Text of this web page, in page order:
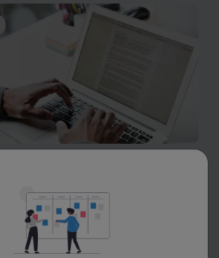
Ne İşe Yarıyor?
yazı için AI yazım araçları nasıl çalışır?
özgeçmişler ve güçlü profiller